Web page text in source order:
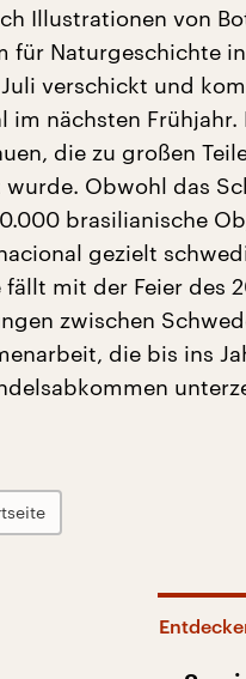
Illustrationen von
für Naturgeschichte
verschickt und
im nächsten
die zu großen
wurde. Obwohl das
brasilianische
gezielt
fällt mit der Feier des
zwischen
die bis ins